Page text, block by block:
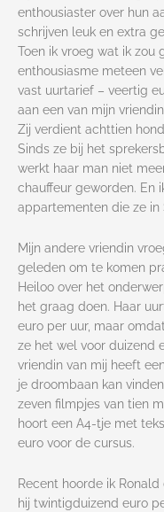
enthousiaster over hun
schrijven leuk en extra
Toen ik vroeg wat ik zou
enthousiasme meteen
vast uurtarief – veertig
aan een van mijn
Zij verdient achttien
Sinds ze bij het
werkt haar man niet
chauffeur geworden. En
appartementen die ze in
Mijn andere vriendin
geleden om te komen
Heiloo over het
het graag doen. Haar
euro per uur, maar
ze het wel voor duizend
vriendin van mij heeft
je droombaan kan
zeven filmpjes van tien
hoort een A4-tje met
euro voor de cursus.
Recent hoorde ik
hij twintigduizend euro